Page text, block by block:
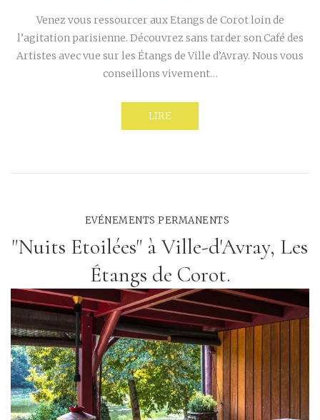
Venez vous ressourcer aux Etangs de Corot loin de
l’agitation parisienne. Découvrez sans tarder son Café des
Artistes avec vue sur les Étangs de Ville d’Avray. Nous vous
conseillons vivement…
LIRE
EVÉNEMENTS PERMANENTS
"Nuits Etoilées" à Ville-d'Avray, Les
Étangs de Corot.